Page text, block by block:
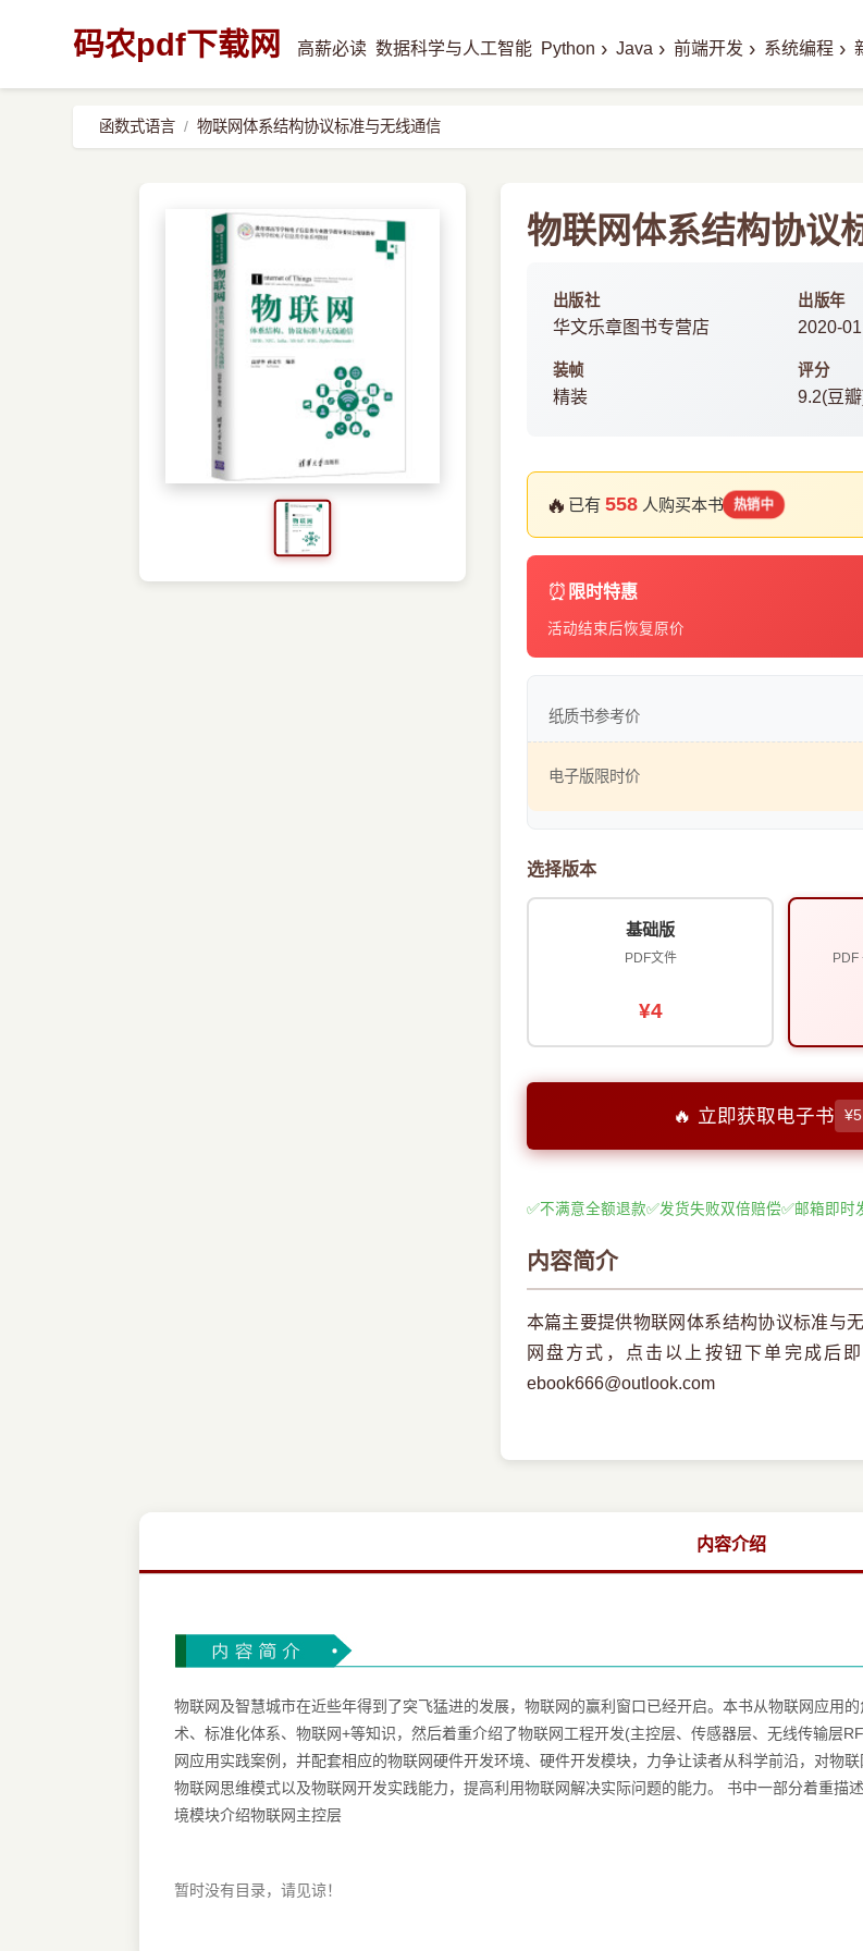
码农pdf下载网 高薪必读 数据科学与人工智能 Python › Java › 前端开发 › 系统编程 ›
函数式语言 物联网体系结构协议标准与无线通信
物联网体系结构协议
出版社
华文乐章图书专营店
出版年
2020-01
装帧
精装
评分
9.2(豆
🔥 已有 558人购买本书 热销中
⏰ 限时特惠
活动结束后恢复原价
纸质书参考价
电子版限时价
选择版本
基础版
PDF文件
¥4
PDF
🔥 立即获取电子书
✅不满意全额退款✅发货失败双倍赔偿✅邮箱即时
内容简介
本篇主要提供物联网体系结构协议标准与
网盘方式，点击以上按钮下单完成后
ebook666@outlook.com
内容介绍
物联网及智慧城市在近些年得到了突飞猛进的发展，物联网的赢利窗口已经开启。本书从物联网应用
术、标准化体系、物联网+等知识，然后着重介绍了物联网工程开发(主控层、传感器层、无线传输层
网应用实践案例，并配套相应的物联网硬件开发环境、硬件开发模块，力争让读者从科学前沿，对物
物联网思维模式以及物联网开发实践能力，提高利用物联网解决实际问题的能力。 书中一部分着重描
境模块介绍物联网主控层
暂时没有目录，请见谅！